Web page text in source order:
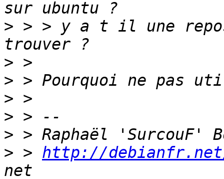
> > > y a t il une
>
>
>
>
>
> > http://